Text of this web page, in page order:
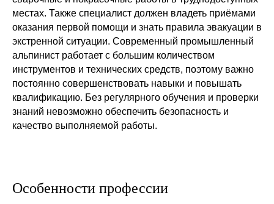
местах. Также специалист должен владеть приёмами
оказания первой помощи и знать правила эвакуации в
экстренной ситуации. Современный промышленный
альпинист работает с большим количеством
инструментов и технических средств, поэтому важно
постоянно совершенствовать навыки и повышать
квалификацию. Без регулярного обучения и проверки
знаний невозможно обеспечить безопасность и
качество выполняемой работы.
Особенности профессии
МЫ ПРЕДЛАГАЕМ